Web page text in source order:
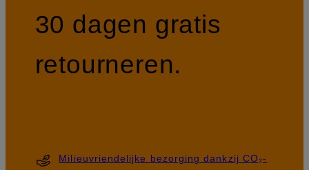
30 dagen gratis
retourneren.
Milieuvriendelijke bezorging dankzij CO₂-